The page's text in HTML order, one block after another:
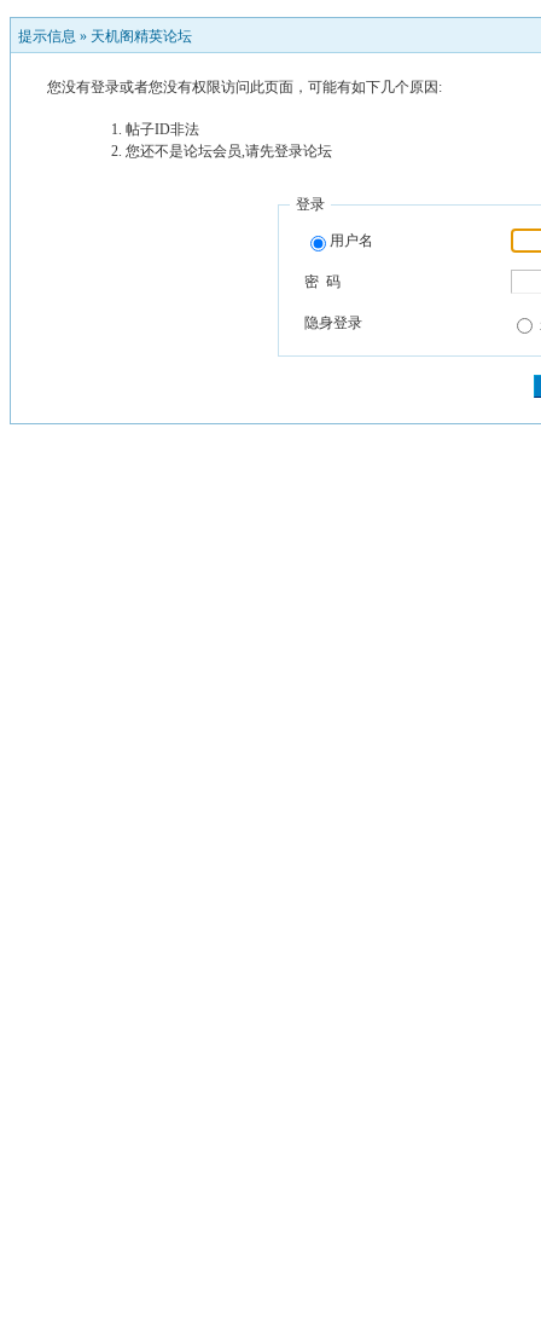
提示信息 » 天机阁精英论坛
您没有登录或者您没有权限访问此页面，可能有如下几个原因:
帖子ID非法
您还不是论坛会员,请先登录论坛
登录
用户名
密 码
隐身登录